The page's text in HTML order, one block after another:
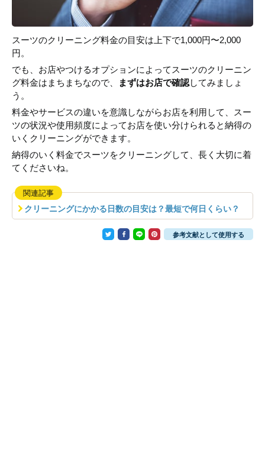
スーツのクリーニング料金の目安は上下で1,000円〜2,000
円。
でも、お店やつけるオプションによってスーツのクリーニン
グ料金はまちまちなので、
まずはお店で確認してみましょ
う。
料金やサービスの違いを意識しながらお店を利用して、スー
ツの状況や使用頻度によってお店を使い分けられると納得の
いくクリーニングができます。
納得のいく料金でスーツをクリーニングして、長く大切に着
てくださいね。
関連記事
クリーニングにかかる日数の目安は？最短で何日くらい？
参考文献として使用する